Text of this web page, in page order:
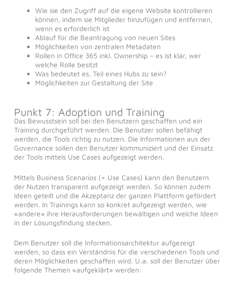
Wie sie den Zugriff auf die eigene Website kontrollieren
können, indem sie Mitglieder hinzufügen und entfernen,
wenn es erforderlich ist
Ablauf für die Beantragung von neuen Sites
Möglichkeiten von zentralen Metadaten
Rollen in Office 365 inkl. Ownership – es ist klar, wer
welche Rolle besitzt
Was bedeutet es, Teil eines Hubs zu sein?
Möglichkeiten zur Gestaltung der Site
Punkt 7: Adoption und Training
Das Bewusstsein soll bei den Benutzern geschaffen und ein
Training durchgeführt werden. Die Benutzer sollen befähigt
werden, die Tools richtig zu nutzen. Die Informationen aus der
Governance sollen den Benutzer kommuniziert und der Einsatz
der Tools mittels Use Cases aufgezeigt werden.
Mittels Business Scenarios (= Use Cases) kann den Benutzern
der Nutzen transparent aufgezeigt werden. So können zudem
Ideen geteilt und die Akzeptanz der ganzen Plattform gefördert
werden. In Trainings kann so konkret aufgezeigt werden, wie
«andere» ihre Herausforderungen bewältigen und welche Ideen
in der Lösungsfindung stecken.
Dem Benutzer soll die Informationsarchitektur aufgezeigt
werden, so dass ein Verständnis für die verschiedenen Tools und
deren Möglichkeiten geschaffen wird. U.a. soll der Benutzer über
folgende Themen «aufgeklärt» werden: